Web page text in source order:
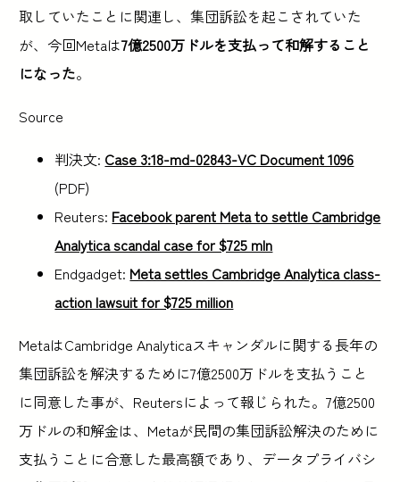
取していたことに関連し、集団訴訟を起こされていた
が、今回Metaは7億2500万ドルを支払って和解すること
になった。
Source
判決文: Case 3:18-md-02843-VC Document 1096
(PDF)
Reuters: Facebook parent Meta to settle Cambridge
Analytica scandal case for $725 mln
Endgadget: Meta settles Cambridge Analytica class-
action lawsuit for $725 million
MetaはCambridge Analyticaスキャンダルに関する長年の
集団訴訟を解決するために7億2500万ドルを支払うこと
に同意した事が、Reutersによって報じられた。7億2500
万ドルの和解金は、Metaが民間の集団訴訟解決のために
支払うことに合意した最高額であり、データプライバシ